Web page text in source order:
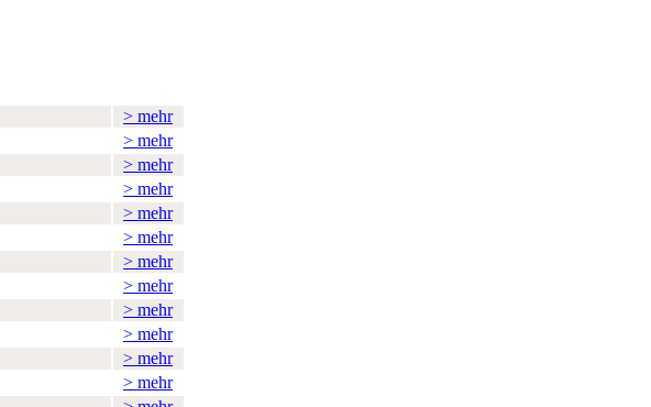
> mehr
> mehr
> mehr
> mehr
> mehr
> mehr
> mehr
> mehr
> mehr
> mehr
> mehr
> mehr